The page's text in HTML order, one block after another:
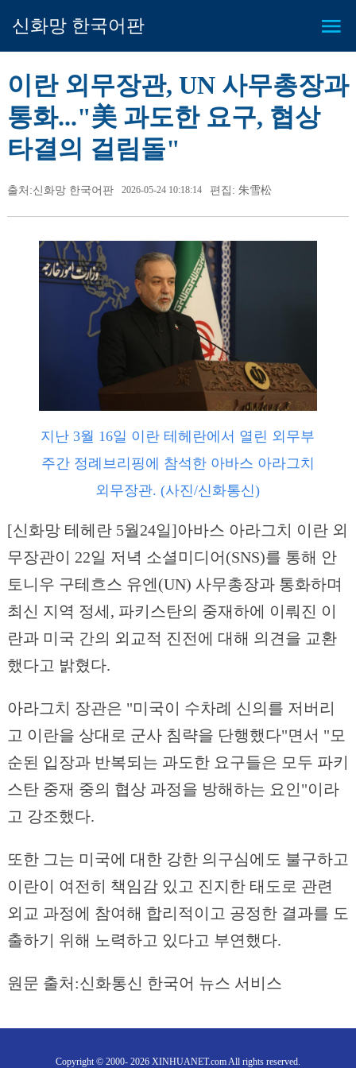
신화망 한국어판
이란 외무장관, UN 사무총장과
통화..."美 과도한 요구, 협상
타결의 걸림돌"
출처:신화망 한국어판 2026-05-24 10:18:14 편집: 朱雪松
지난 3월 16일 이란 테헤란에서 열린 외무부
주간 정례브리핑에 참석한 아바스 아라그치
외무장관. (사진/신화통신)
[신화망 테헤란 5월24일]아바스 아라그치 이란 외
무장관이 22일 저녁 소셜미디어(SNS)를 통해 안
토니우 구테흐스 유엔(UN) 사무총장과 통화하며
최신 지역 정세, 파키스탄의 중재하에 이뤄진 이
란과 미국 간의 외교적 진전에 대해 의견을 교환
했다고 밝혔다.
아라그치 장관은 "미국이 수차례 신의를 저버리
고 이란을 상대로 군사 침략을 단행했다"면서 "모
순된 입장과 반복되는 과도한 요구들은 모두 파키
스탄 중재 중의 협상 과정을 방해하는 요인"이라
고 강조했다.
또한 그는 미국에 대한 강한 의구심에도 불구하고
이란이 여전히 책임감 있고 진지한 태도로 관련
외교 과정에 참여해 합리적이고 공정한 결과를 도
출하기 위해 노력하고 있다고 부연했다.
원문 출처:신화통신 한국어 뉴스 서비스
Copyright © 2000- 2026 XINHUANET.com All rights reserved.